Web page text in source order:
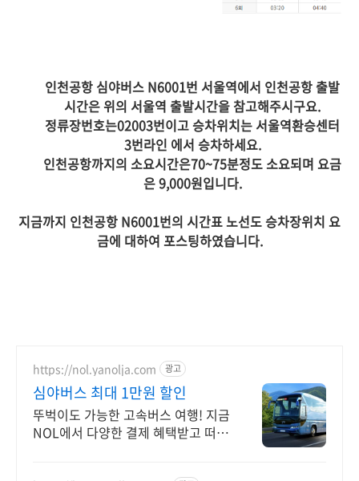
인천공항 심야버스 N6001번 서울역에서 인천공항 출발
시간은 위의 서울역 출발시간을 참고해주시구요.
정류장번호는02003번이고 승차위치는 서울역환승센터
3번라인 에서 승차하세요.
인천공항까지의 소요시간은70~75분정도 소요되며 요금
은 9,000원입니다.
지금까지 인천공항 N6001번의 시간표 노선도 승차장위치 요
금에 대하여 포스팅하였습니다.
https://nol.yanolja.com 광고
심야버스 최대 1만원 할인
뚜벅이도 가능한 고속버스 여행! 지금
NOL에서 다양한 결제 혜택받고 떠나